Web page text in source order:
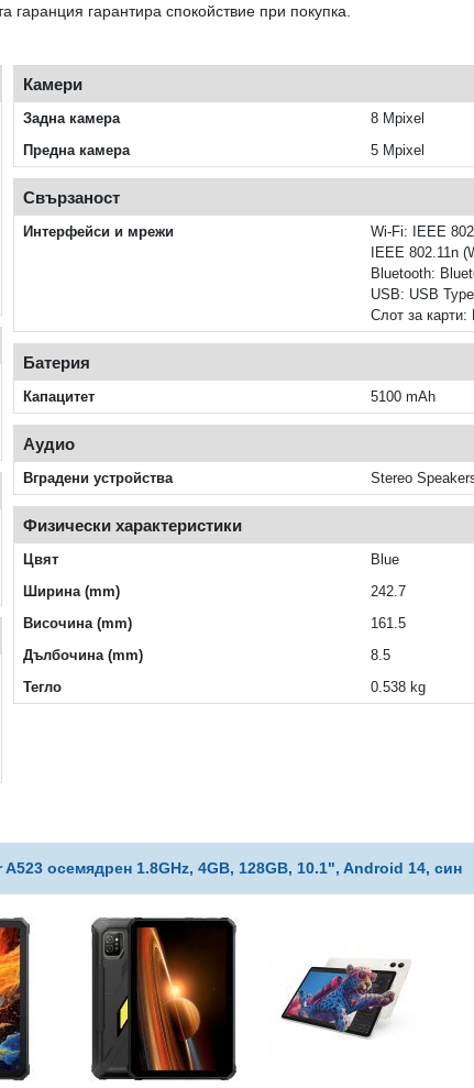
гарантира спокойствие при покупка.
Камери
Задна камера
8 Mpixel
Предна камера
5 Mpixel
Свързаност
Интерфейси и мрежи
Wi‑Fi: IEEE
IEEE 802.11n
Bluetooth:
USB: USB
Слот за
Батерия
Капацитет 5100 mAh
Аудио
Вградени устройства Stereo
Физически характеристики
Цвят
Blue
Ширина (mm)
242.7
Височина (mm)
161.5
Дълбочина (mm)
8.5
Тегло
0.538 kg
осемядрен 1.8GHz, 4GB, 128GB, 10.1", Android 14, син